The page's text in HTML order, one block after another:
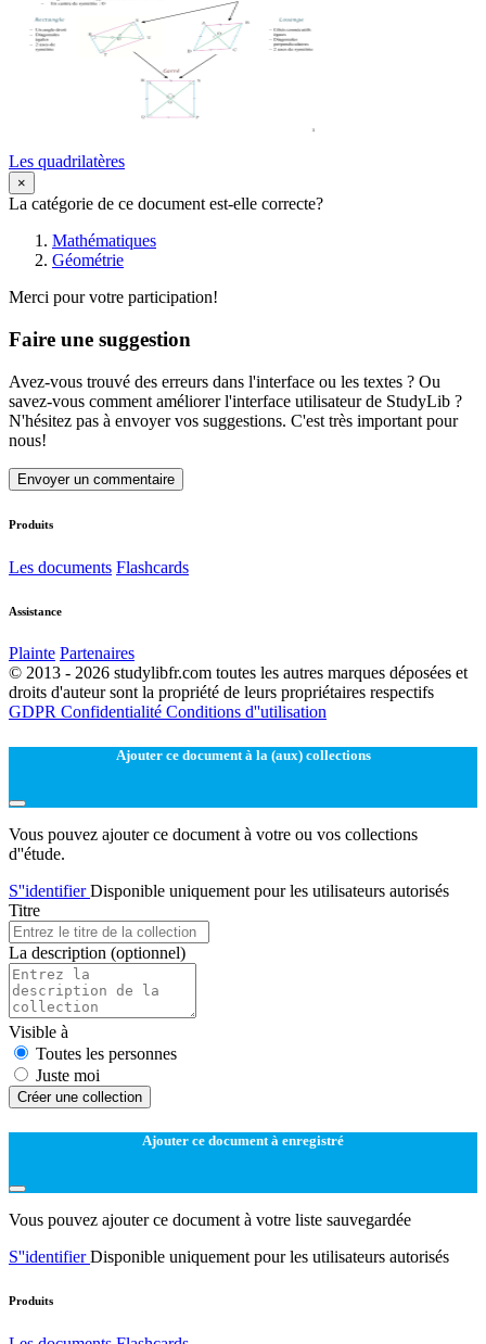
Les quadrilatères
×
La catégorie de ce document est-elle correcte?
Mathématiques
Géométrie
Merci pour votre participation!
Faire une suggestion
Avez-vous trouvé des erreurs dans l'interface ou les textes ? Ou
savez-vous comment améliorer l'interface utilisateur de StudyLib ?
N'hésitez pas à envoyer vos suggestions. C'est très important pour
nous!
Envoyer un commentaire
Produits
Les documents Flashcards
Assistance
Plainte Partenaires
© 2013 - 2026 studylibfr.com toutes les autres marques déposées et
droits d'auteur sont la propriété de leurs propriétaires respectifs
GDPR Confidentialité Conditions d''utilisation
Ajouter ce document à la (aux) collections
Vous pouvez ajouter ce document à votre ou vos collections
d''étude.
S''identifierDisponible uniquement pour les utilisateurs autorisés
Titre
La description (optionnel)
Visible à
Toutes les personnes
Juste moi
Créer une collection
Ajouter ce document à enregistré
Vous pouvez ajouter ce document à votre liste sauvegardée
S''identifierDisponible uniquement pour les utilisateurs autorisés
Produits